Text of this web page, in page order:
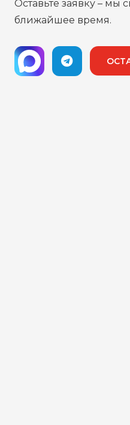
Оставьте заявку – мы
ближайшее время.